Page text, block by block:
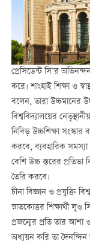
প্রেসিডেন্ট সি’র
করে। শাংহাই শিক্ষা ও
বলেন, তারা উচ্চমানের
বিশ্ববিদ্যালয়ের
নিবিড় উচ্চশিক্ষা
করবে, ব্যবহারিক
বেশি উচ্চ স্তরের
তৈরি করবে।
চীনা বিজ্ঞান ও প্রযুক্তি
স্নাতকোত্তর শিক্ষার্থী
প্রজন্মের প্রতি তার আশা
অধ্যয়ন করি তা দৈনন্দিন